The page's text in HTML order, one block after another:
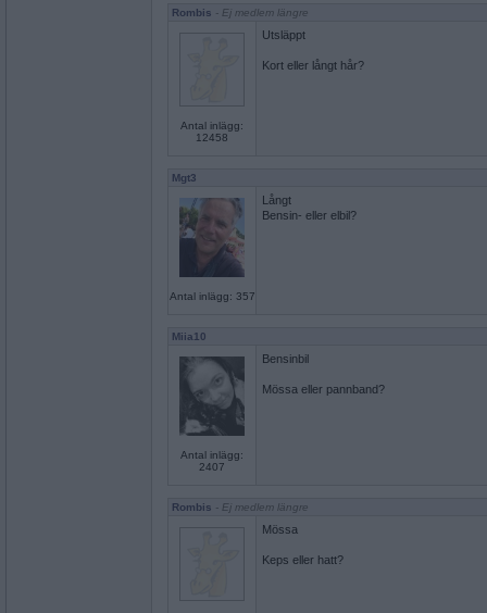
Rombis - Ej medlem längre
Antal inlägg:
12458
Utsläppt
Kort eller långt hår?
Mgt3
Antal inlägg: 357
Långt
Bensin- eller elbil?
Miia10
Antal inlägg:
2407
Bensinbil
Mössa eller pannband?
Rombis - Ej medlem längre
Mössa
Keps eller hatt?